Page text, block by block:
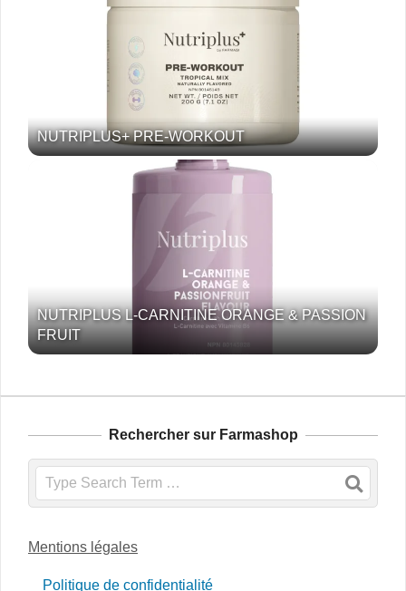
NUTRIPLUS+ PRE-WORKOUT
NUTRIPLUS L-CARNITINE ORANGE & PASSION
FRUIT
Rechercher sur Farmashop
Search
Mentions légales
Politique de confidentialité